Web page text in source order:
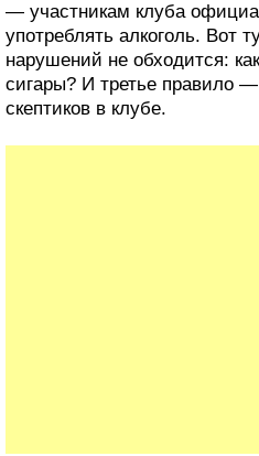
— участникам клуба
употреблять алкоголь. Вот
нарушений не обходится:
сигары? И третье правило
скептиков в клубе.